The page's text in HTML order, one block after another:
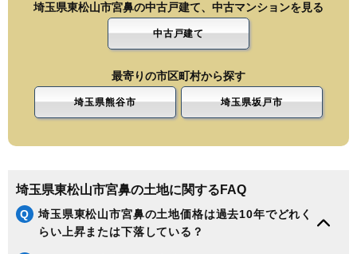
埼玉県東松山市宮鼻の中古戸建て、中古マンションを見る
中古戸建て
最寄りの市区町村から探す
埼玉県熊谷市 埼玉県坂戸市
埼玉県東松山市宮鼻の土地に関するFAQ
Q
埼玉県東松山市宮鼻の土地価格は過去10年でどれく
らい上昇または下落している？